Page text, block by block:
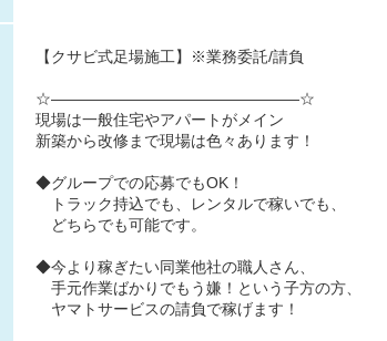
【クサビ式足場施工】※業務委託/請負
☆――――――――――――――――☆
現場は一般住宅やアパートがメイン
新築から改修まで現場は色々あります！
◆グループでの応募でもOK！
トラック持込でも、レンタルで稼いでも、
どちらでも可能です。
◆今より稼ぎたい同業他社の職人さん、
手元作業ばかりでもう嫌！という子方の方、
ヤマトサービスの請負で稼げます！